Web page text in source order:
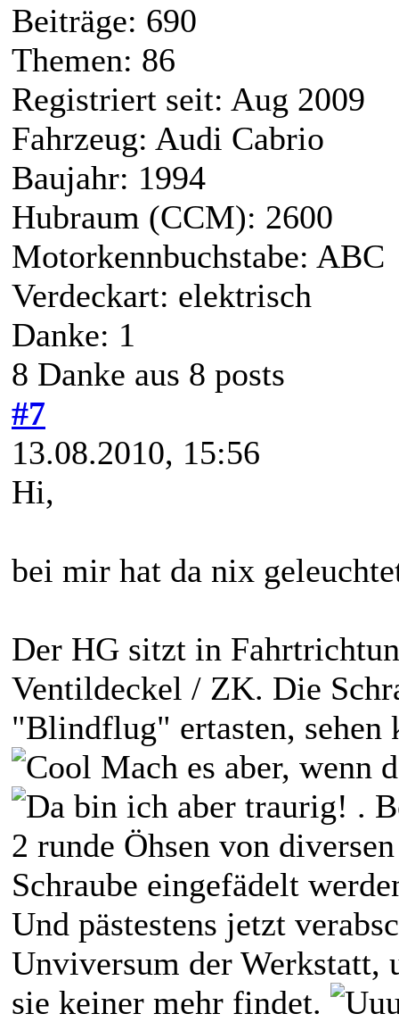
Beiträge: 690
Themen: 86
Registriert seit: Aug 2009
Fahrzeug: Audi Cabrio
Baujahr: 1994
Hubraum (CCM): 2600
Motorkennbuchstabe: ABC
Verdeckart: elektrisch
Danke: 1
8 Danke aus 8 posts
#7
13.08.2010, 15:56
Hi,
bei mir hat da nix
Der HG sitzt in
Ventildeckel / ZK. Die
"Blindflug" ertasten, sehen
Mach es aber, wenn
.
2 runde Öhsen von
Schraube eingefädelt
Und pästestens jetzt
Unviversum der Werkstatt,
sie keiner mehr findet.